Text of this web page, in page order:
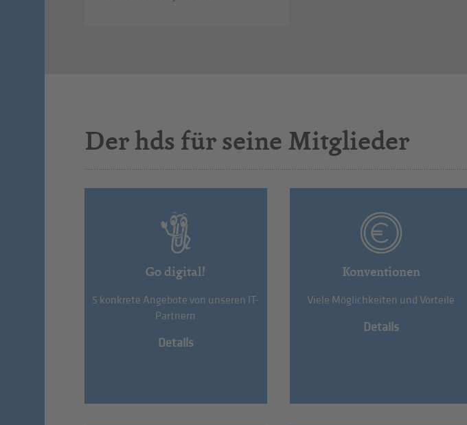
Der hds für seine Mitglieder
Go digital!
5 konkrete Angebote von unseren IT-
Partnern
Details
Konventionen
Viele Möglichkeiten und Vorteile
Details